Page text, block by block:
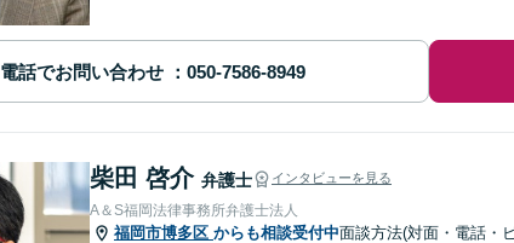
電話でお問い合わせ
柴田 啓介 弁護士 インタビューを見る
A＆S福岡法律事務所弁護士法人
福岡市博多区 からも相談受付中面談方法(対面・電話・